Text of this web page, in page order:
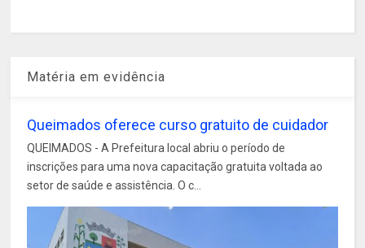
Matéria em evidência
Queimados oferece curso gratuito de cuidador
QUEIMADOS - A Prefeitura local abriu o período de
inscrições para uma nova capacitação gratuita voltada ao
setor de saúde e assistência. O c...